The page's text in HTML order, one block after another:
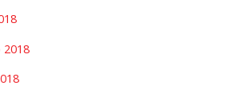
2018